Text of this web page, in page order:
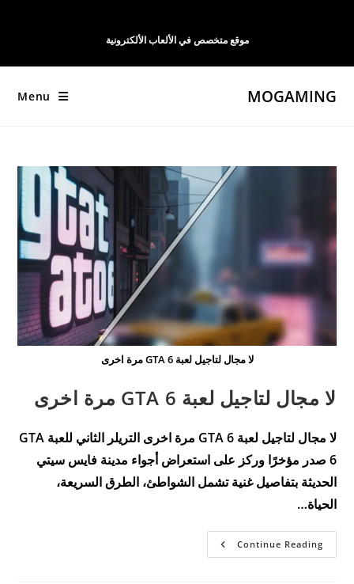
موقع متخصص في الألعاب الألكترونية
MOGAMING
Menu
لا مجال لتاجيل لعبة GTA 6 مرة اخرى
لا مجال لتاجيل لعبة GTA 6 مرة اخرى
لا مجال لتاجيل لعبة GTA 6 مرة اخرى التريلر الثاني للعبة GTA
6 صدر مؤخرًا وركز على استعراض أجواء مدينة فايس سيتي
الحديثة بتفاصيل غنية تشمل الشواطئ، الطرق السريعة،
الحياة…
Continue Reading
لا
مجال